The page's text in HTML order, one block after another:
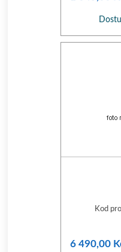
Kod
6 490,00